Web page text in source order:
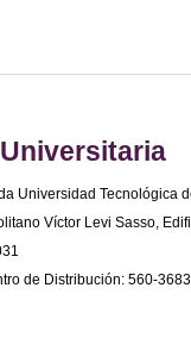
Universidad Tecnológica
Víctor Levi Sasso,
de Distribución: 560-3683